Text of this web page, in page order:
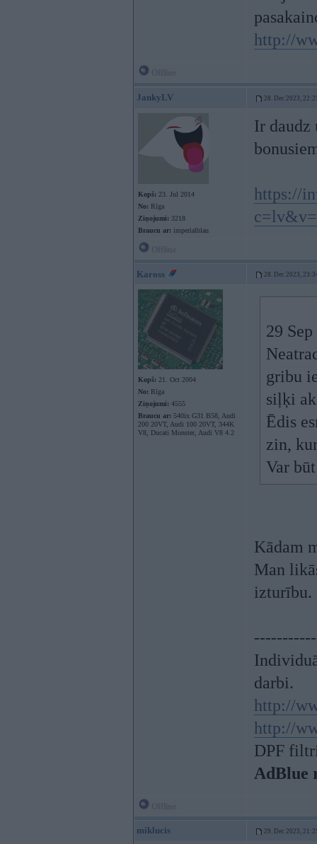
http://
JankyLV 28. Dec 2023,
Kopš: 23. Jul 2014
No: Rīga
Ziņojumi: 3218
Braucu ar: imperialblau
Ir daudz
https://
Kaross 28. Dec 2023,
Kopš: 21. Oct 2004
No: Rīga
Ziņojumi: 4555
Braucu ar: 540ix G31 B58, Audi
200 20VT, Audi 100 20VT, 344K
V8, Ducati Monster, Audi V8 4.2
29
gribu
siļķi
Ēdis
zin,
Var
Kādam
Man
izturību.
darbi.
http://
http://
DPF
AdBlue
miklucis 29. Dec 2023,